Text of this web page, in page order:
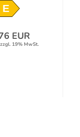
EUR
19% MwSt.